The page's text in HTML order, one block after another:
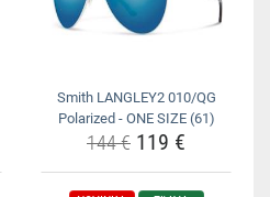
Smith LANGLEY2 010/QG
Polarized - ONE SIZE (61)
144 € 119 €